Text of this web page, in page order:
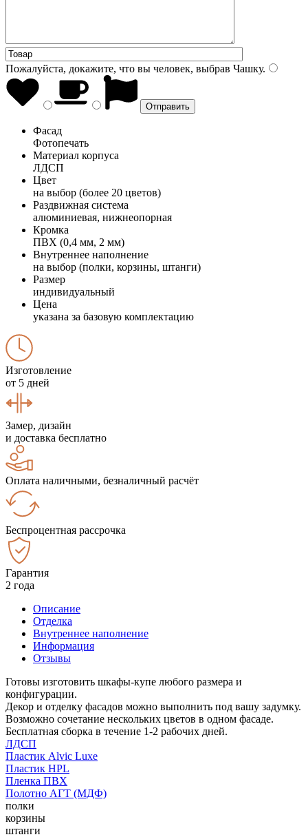
Пожалуйста, докажите, что вы человек, выбрав Чашку.
Фасад
Фотопечать
Материал корпуса
ЛДСП
Цвет
на выбор (более 20 цветов)
Раздвижная система
алюминиевая, нижнеопорная
Кромка
ПВХ (0,4 мм, 2 мм)
Внутреннее наполнение
на выбор (полки, корзины, штанги)
Размер
индивидуальный
Цена
указана за базовую комплектацию
Изготовление
от 5 дней
Замер, дизайн
и доставка бесплатно
Оплата наличными, безналичный расчёт
Беспроцентная рассрочка
Гарантия
2 года
Описание
Отделка
Внутреннее наполнение
Информация
Отзывы
Готовы изготовить шкафы-купе любого размера и
конфигурации.
Декор и отделку фасадов можно выполнить под вашу задумку.
Возможно сочетание нескольких цветов в одном фасаде.
Бесплатная сборка в течение 1-2 рабочих дней.
ЛДСП
Пластик Alvic Luxe
Пластик HPL
Пленка ПВХ
Полотно АГТ (МДФ)
полки
корзины
штанги